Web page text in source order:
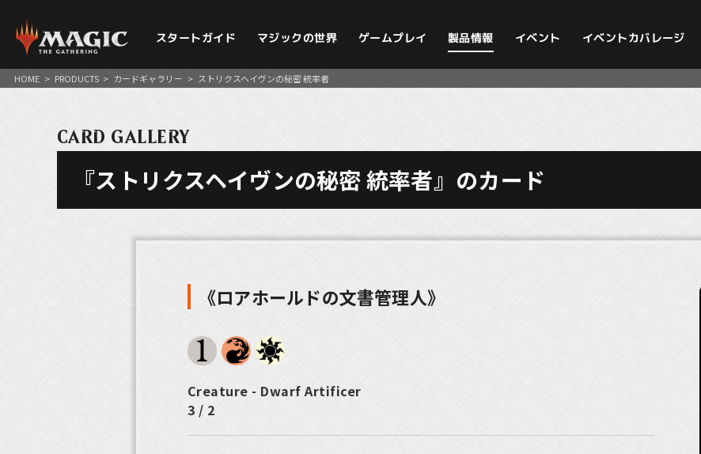
スタートガイド マジックの世界 ゲームプレイ 製品情報 イベント イベントカバレージ
HOME > PRODUCTS > カードギャラリー > ストリクスヘイヴンの秘密 統率者
CARD GALLERY
『ストリクスヘイヴンの秘密 統率者』のカード
《ロアホールドの文書管理人》
Creature - Dwarf Artificer
3 / 2